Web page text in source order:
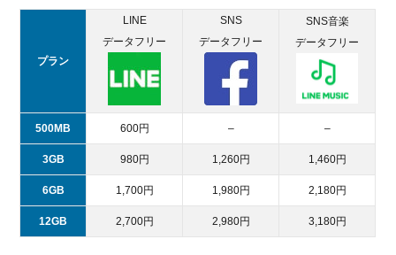
プラン
LINE
データフリー
SNS
データフリー
SNS音楽
データフリー
500MB 600円 – –
3GB 980円 1,260円 1,460円
6GB 1,700円 1,980円 2,180円
12GB 2,700円 2,980円 3,180円